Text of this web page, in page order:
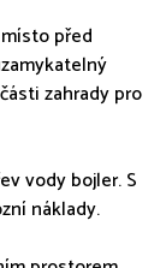
před
zahrady pro
vody bojler. S
náklady.